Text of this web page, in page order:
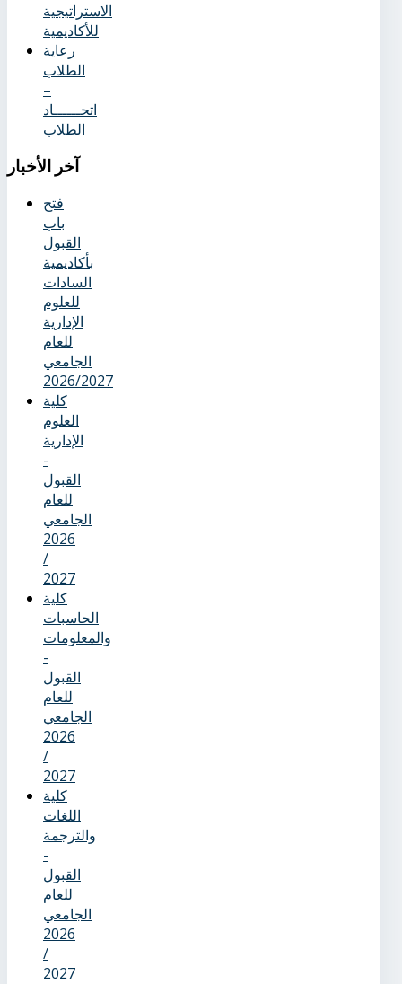
الاستراتيجية
للأكاديمية
رعاية
الطلاب
–
اتحــــــاد
الطلاب
آخر
الأخبار
فتح
باب
القبول
بأكاديمية
السادات
للعلوم
الإدارية
للعام
الجامعي
2026/2027
كلية
العلوم
الإدارية
-
القبول
للعام
الجامعي
2026
/
2027
كلية
الحاسبات
والمعلومات
-
القبول
للعام
الجامعي
2026
/
2027
كلية
اللغات
والترجمة
-
القبول
للعام
الجامعي
2026
/
2027